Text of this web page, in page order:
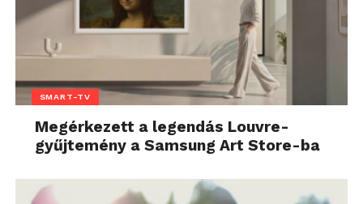
SMART-TV
Megérkezett a legendás Louvre-
gyűjtemény a Samsung Art Store-ba